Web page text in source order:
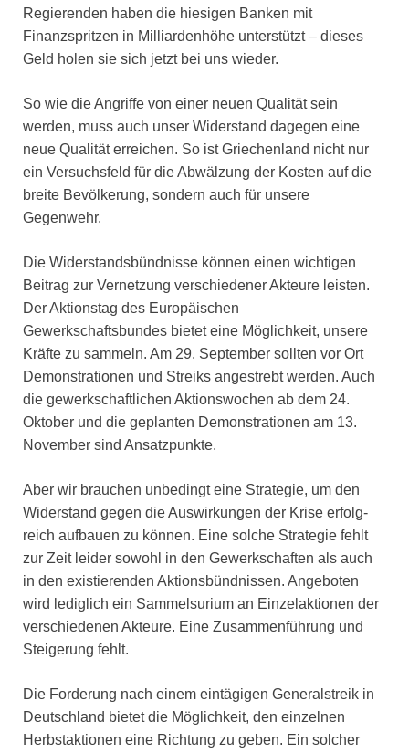
Regierenden haben die hiesigen Banken mit
Finanzspritzen in Milliardenhöhe unterstützt – dieses
Geld holen sie sich jetzt bei uns wieder.
So wie die Angriffe von einer neuen Qualität sein
werden, muss auch unser Widerstand dagegen eine
neue Qualität erreichen. So ist Griechenland nicht nur
ein Versuchsfeld für die Abwälzung der Kosten auf die
breite Bevölkerung, sondern auch für unsere
Gegenwehr.
Die Widerstandsbündnisse können einen wichtigen
Beitrag zur Vernetzung verschiedener Akteure leisten.
Der Aktionstag des Europäischen
Gewerkschaftsbundes bietet eine Möglichkeit, unsere
Kräfte zu sammeln. Am 29. September sollten vor Ort
Demonstrationen und Streiks angestrebt werden. Auch
die gewerkschaftlichen Aktionswochen ab dem 24.
Oktober und die geplanten Demonstrationen am 13.
November sind Ansatzpunkte.
Aber wir brauchen unbedingt eine Strategie, um den
Widerstand gegen die Auswirkungen der Krise erfolg-
reich aufbauen zu können. Eine solche Strategie fehlt
zur Zeit leider sowohl in den Gewerkschaften als auch
in den existierenden Aktionsbündnissen. Angeboten
wird lediglich ein Sammelsurium an Einzelaktionen der
verschiedenen Akteure. Eine Zusammenführung und
Steigerung fehlt.
Die Forderung nach einem eintägigen Generalstreik in
Deutschland bietet die Möglichkeit, den einzelnen
Herbstaktionen eine Richtung zu geben. Ein solcher